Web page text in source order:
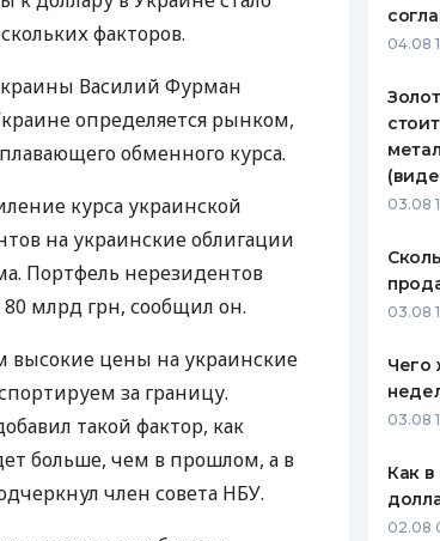
ЕЖЕМЕСЯЧНЫЙ ОБЗОР
БАНКОВСКИМ КАРТАМ
ВСЕ
факторов.
Василий Фурман
определяется рынком,
обменного курса.
курса украинской
на украинские облигации
Портфель нерезидентов
млрд грн, сообщил он.
цены на украинские
за границу.
такой фактор, как
больше, чем в прошлом, а в
член совета НБУ.
04.08
03.08
03.08
Чего
03.08
Как
02.08